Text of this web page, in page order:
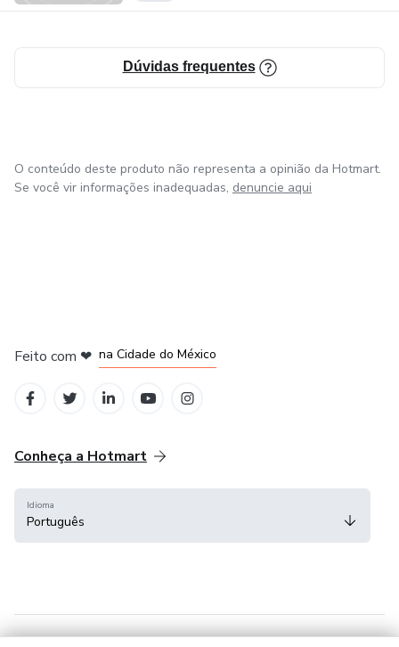
Dúvidas frequentes
O conteúdo deste produto não representa a opinião da Hotmart.
Se você vir informações inadequadas, denuncie aqui
Feito com ❤ na Cidade do México
Conheça a Hotmart
Idioma
Português